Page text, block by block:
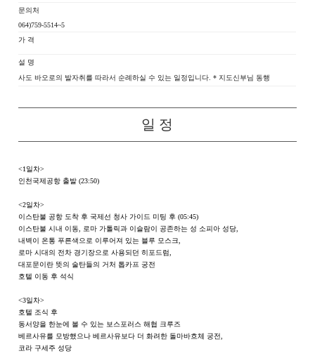
문의처
064)759-5514~5
가 격
설 명
사도 바오로의 발자취를 따라서 순례하실 수 있는 일정입니다. * 지도신부님 동행
일 정
<1일차>
인천국제공항 출발 (23:50)
<2일차>
이스탄불 공항 도착 후 국제선 청사 가이드 미팅 후 (05:45)
이스탄불 시내 이동, 로마 가톨릭과 이슬람이 공존하는 성 소피아 성당,
내벽이 온통 푸른색으로 이루어져 있는 블루 모스크,
로마 시대의 전차 경기장으로 사용되던 히포드럼,
대포문이란 뜻의 술탄들의 거처 톱카프 궁전
호텔 이동 후 석식
<3일차>
호텔 조식 후
동서양을 한눈에 볼 수 있는 보스포러스 해협 크루즈
베르사유를 모방했으나 베르사유보다 더 화려한 돌마바흐체 궁전,
코라 구세주 성당